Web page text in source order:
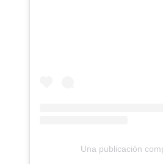
Una publicación